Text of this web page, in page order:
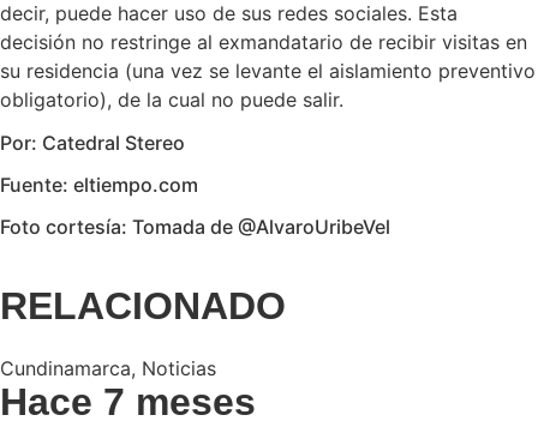
decir, puede hacer uso de sus redes sociales. Esta
decisión no restringe al exmandatario de recibir visitas en
su residencia (una vez se levante el aislamiento preventivo
obligatorio), de la cual no puede salir.
Por: Catedral Stereo
Fuente: eltiempo.com
Foto cortesía: Tomada de @AlvaroUribeVel
RELACIONADO
Cundinamarca, Noticias
Hace 7 meses